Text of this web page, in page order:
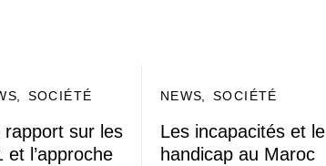
SOCIÉTÉ
rapport sur les
et l’approche
NEWS SOCIÉTÉ
Les incapacités et le
handicap au Maroc